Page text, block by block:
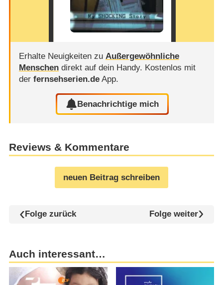
Erhalte Neuigkeiten zu Außergewöhnliche
Menschendirekt auf dein Handy. Kostenlos mit
der fernsehserien.deApp.
Benachrichtige mich
Reviews & Kommentare
neuen Beitrag schreiben
Folge zurück Folge weiter
Auch interessant…